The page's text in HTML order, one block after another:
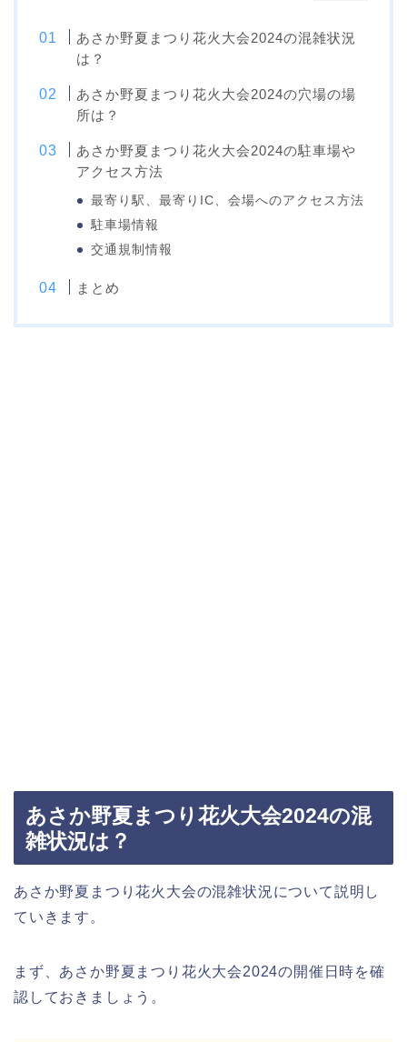
あさか野夏まつり花火大会2024の混雑状況
は？
あさか野夏まつり花火大会2024の穴場の場
所は？
あさか野夏まつり花火大会2024の駐車場や
アクセス方法
最寄り駅、最寄りIC、会場へのアクセス方法
駐車場情報
交通規制情報
まとめ
あさか野夏まつり花火大会2024の混
雑状況は？
あさか野夏まつり花火大会の混雑状況について説明し
ていきます。
まず、あさか野夏まつり花火大会2024の開催日時を確
認しておきましょう。